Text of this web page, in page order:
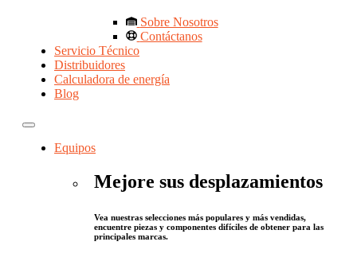
Sobre Nosotros
Contáctanos
Servicio Técnico
Distribuidores
Calculadora de energía
Blog
Equipos
Mejore sus desplazamientos
Vea nuestras selecciones más populares y más vendidas,
encuentre piezas y componentes difíciles de obtener para las
principales marcas.